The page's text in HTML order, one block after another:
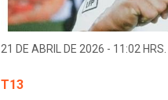
21 DE ABRIL DE 2026 - 11:02 HRS.
T13